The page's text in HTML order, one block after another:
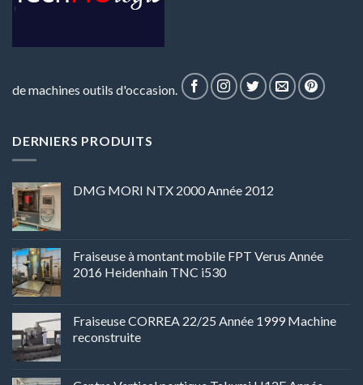
de machines outils d'occasion.
DERNIERS PRODUITS
DMG MORI NTX 2000 Année 2012
Fraiseuse à montant mobile FPT Verus Année
2016 Heidenhain TNC i530
Fraiseuse CORREA 22/25 Année 1999 Machine
reconstruite